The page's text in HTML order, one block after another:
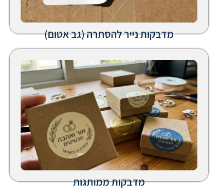
נייר להסתרה (גב אטום)
מדבקות ממותגות